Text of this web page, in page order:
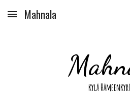
Skip to main content
Mahnala
kylä